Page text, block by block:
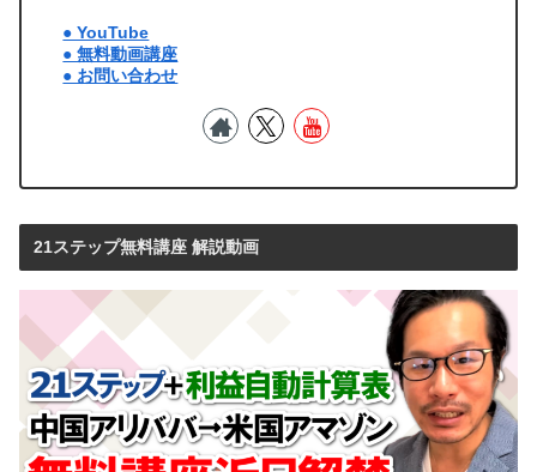
● YouTube
● 無料動画講座
● お問い合わせ
21ステップ無料講座 解説動画